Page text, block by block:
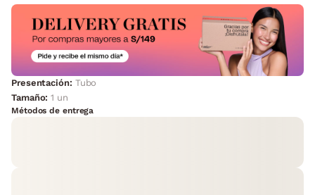
Presentación: Tubo
Tamaño:1 un
Métodos de entrega